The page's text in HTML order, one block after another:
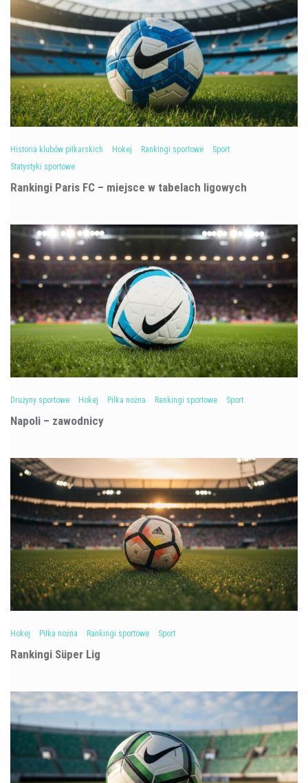
Historia klubów piłkarskich Hokej Rankingi sportowe
Sport
Statystyki sportowe
Rankingi Paris FC – miejsce w tabelach ligowych
Drużyny sportowe Hokej Piłka nożna Rankingi sportowe Sport
Napoli – zawodnicy
Hokej Piłka nożna Rankingi sportowe Sport
Rankingi Süper Lig